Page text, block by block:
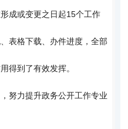
成或变更之日起15个工作
表格下载、办件进度，全部
得到了有效发挥。
力提升政务公开工作专业